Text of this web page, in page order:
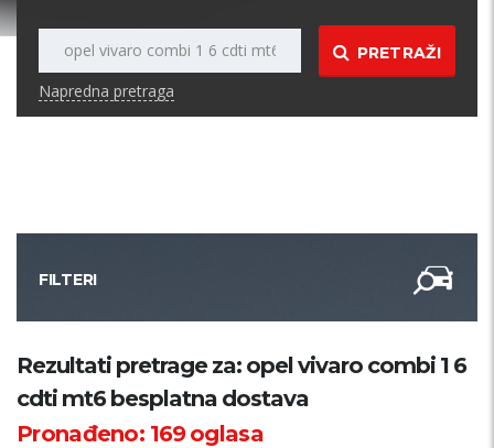
PRETRAŽI
Napredna pretraga
FILTERI
Kategorija
Županija
Rezultati pretrage za: opel vivaro combi 1 6
cdti mt6 besplatna dostava
Pronađeno: 169oglasa